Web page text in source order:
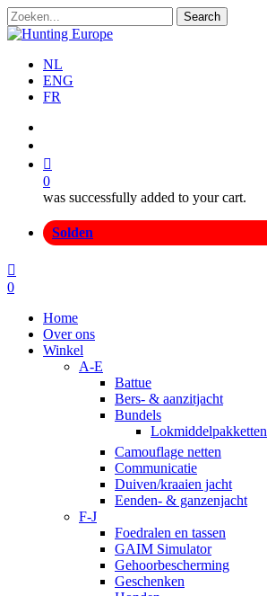
Skip
to
content
Search
Close
NL
ENG
FR
0
was successfully added to your cart.
Solden
search
account
0
Home
Over ons
Winkel
A-E
Battue
Bers- & aanzitjacht
Bundels
Lokmiddelpakketten
Camouflage netten
Communicatie
Duiven/kraaien jacht
Eenden- & ganzenjacht
F-J
Foedralen en tassen
GAIM Simulator
Gehoorbescherming
Geschenken